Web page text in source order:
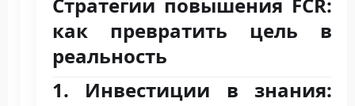
Стратегии повышения FCR:
как превратить цель в
реальность
1. Инвестиции в знания: